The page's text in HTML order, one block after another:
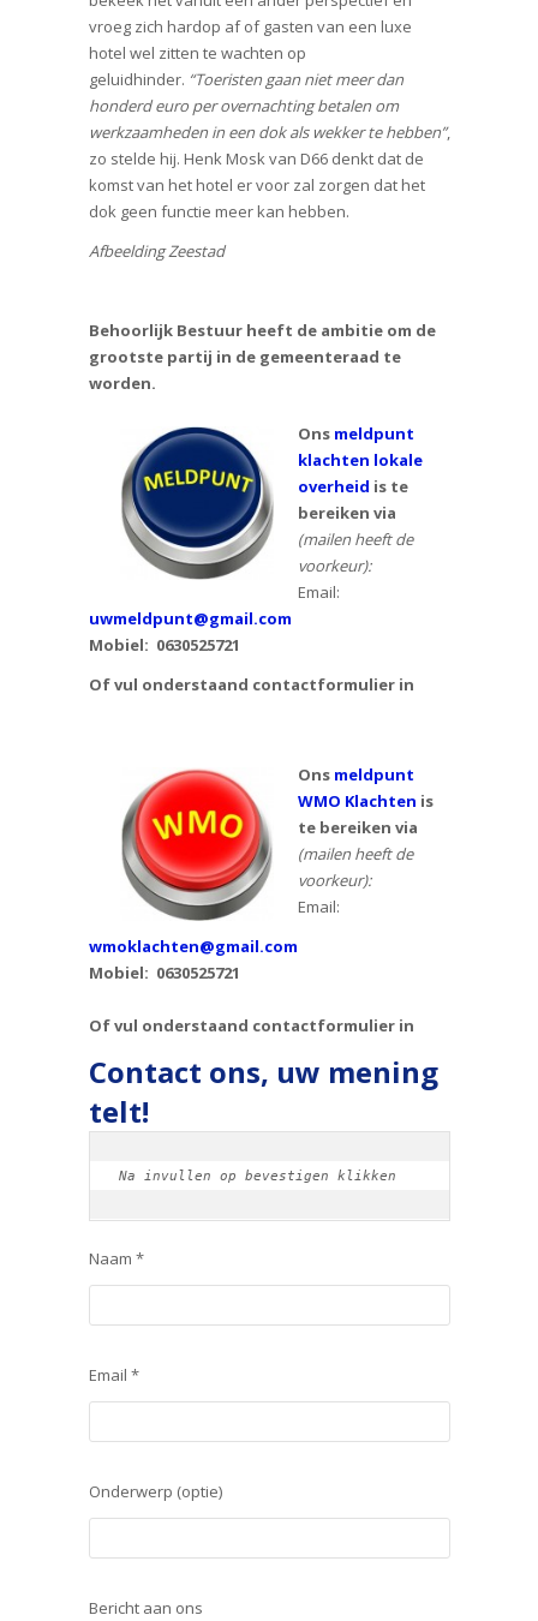
vroeg zich hardop af of gasten van een luxe
hotel wel zitten te wachten op
geluidhinder. “Toeristen gaan niet meer dan
honderd euro per overnachting betalen om
werkzaamheden in een dok als wekker te hebben”,
zo stelde hij. Henk Mosk van D66 denkt dat de
komst van het hotel er voor zal zorgen dat het
dok geen functie meer kan hebben.
Afbeelding Zeestad
Behoorlijk Bestuur heeft de ambitie om de
grootste partij in de gemeenteraad te
worden.
Ons meldpunt
klachten lokale
overheid is te
bereiken via
(mailen heeft de
voorkeur):
Email:
uwmeldpunt@gmail.com
Mobiel: 0630525721
Of vul onderstaand contactformulier in
Ons meldpunt
WMO Klachten is
te bereiken via
(mailen heeft de
voorkeur):
Email:
wmoklachten@gmail.com
Mobiel: 0630525721
Of vul onderstaand contactformulier in
Contact ons, uw mening
telt!
Na invullen op bevestigen klikken
Naam *
Email *
Onderwerp (optie)
Bericht aan ons